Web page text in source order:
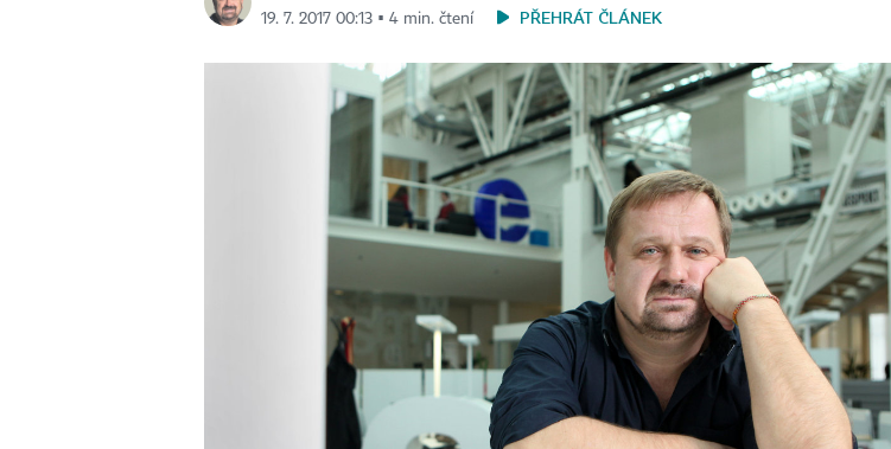
19. 7. 2017 00:13 ▪ 4 min. čtení
PŘEHRÁT ČLÁNEK